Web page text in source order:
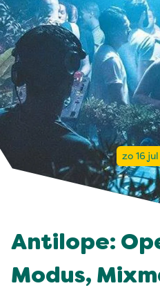
zo 16
Antilope:
Modus,